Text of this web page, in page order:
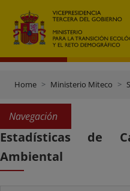
Home Ministerio Miteco
Navegación
Estadísticas de
Ambiental